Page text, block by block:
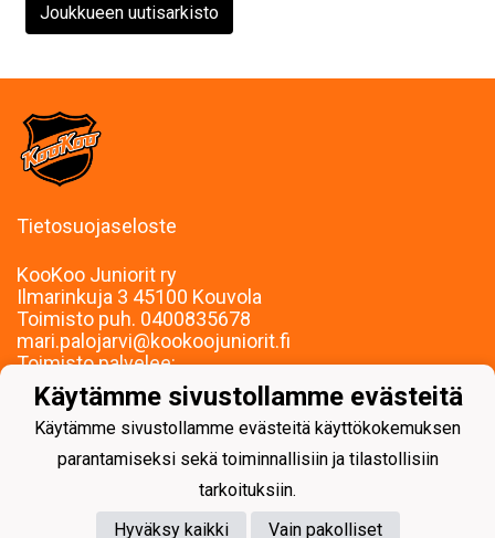
Joukkueen uutisarkisto
Tietosuojaseloste
KooKoo Juniorit ry
Ilmarinkuja 3 45100 Kouvola
Toimisto puh. 0400835678
mari.palojarvi@kookoojuniorit.fi
Toimisto palvelee:
Ma-To klo 9-15
Muina aikoina sopimuksen mukaan.
Käytämme sivustollamme evästeitä
Käytämme sivustollamme evästeitä käyttökokemuksen
parantamiseksi sekä toiminnallisiin ja tilastollisiin
tarkoituksiin.
Hyväksy kaikki
Vain pakolliset